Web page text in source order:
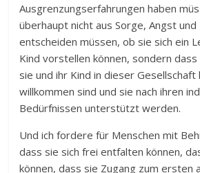
Ausgrenzungserfahrungen haben
überhaupt nicht aus Sorge, Angst
entscheiden müssen, ob sie sich ein
Kind vorstellen können, sondern
sie und ihr Kind in dieser Gesellschaft
willkommen sind und sie nach ihren
Bedürfnissen unterstützt werden.
Und ich fordere für Menschen mit
dass sie sich frei entfalten können,
können, dass sie Zugang zum ersten